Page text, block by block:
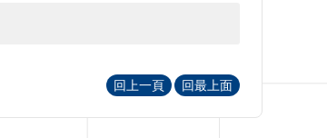
回上一頁
回最上面